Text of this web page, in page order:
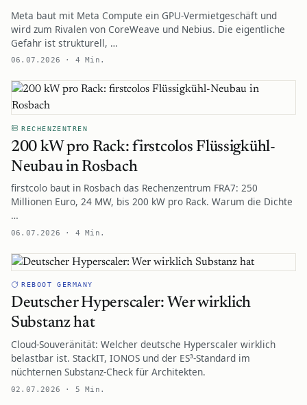
Meta baut mit Meta Compute ein GPU-Vermietgeschäft und
wird zum Rivalen von CoreWeave und Nebius. Die eigentliche
Gefahr ist strukturell, …
06.07.2026 · 4 Min.
RECHENZENTREN
200 kW pro Rack: firstcolos Flüssigkühl-
Neubau in Rosbach
firstcolo baut in Rosbach das Rechenzentrum FRA7: 250
Millionen Euro, 24 MW, bis 200 kW pro Rack. Warum die Dichte
…
06.07.2026 · 4 Min.
REBOOT GERMANY
Deutscher Hyperscaler: Wer wirklich
Substanz hat
Cloud-Souveränität: Welcher deutsche Hyperscaler wirklich
belastbar ist. StackIT, IONOS und der ES³-Standard im
nüchternen Substanz-Check für Architekten.
02.07.2026 · 5 Min.